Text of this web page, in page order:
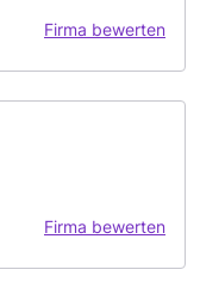
Firma bewerten
Firma bewerten